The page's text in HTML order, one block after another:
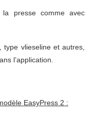
presse comme avec
vlieseline et autres,
l’application.
EasyPress 2 :